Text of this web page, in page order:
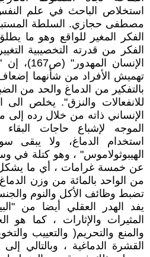
استخلاص الباحث في علم النفس
مصطفى حجازي. السلطة
الفكر المغير للواقع وهو ما
الفكر من قدرته التخصيبية
الإنسان
تهميش الأفراد من شأنهما
بالتفكير من الدماغ والحد من
للانفعالات والنزق". يخلص الى
الإنساني ذاته من خلال رده
الموجه لإشباع حاجات
استخدام الدماغ، ولا
الهيبوثولاموس" ، وهو كتلة في
عن خمسة غرامات ، أي ما يشكل
من الواحد بالمائة من وزن
تضبط وظائف الأكل والنوم
يفد الهدر العقلي أيضا من
المثيرات والإثارات ، كما هو
والمنع والتحريم( والتعييب
القشرة الدماغية ، وبالتالي إلى